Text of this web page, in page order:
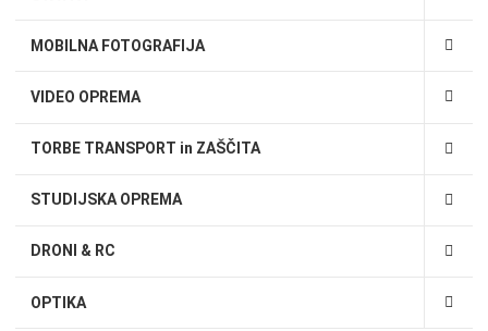
MOBILNA FOTOGRAFIJA
VIDEO OPREMA
TORBE TRANSPORT in ZAŠČITA
STUDIJSKA OPREMA
DRONI & RC
OPTIKA